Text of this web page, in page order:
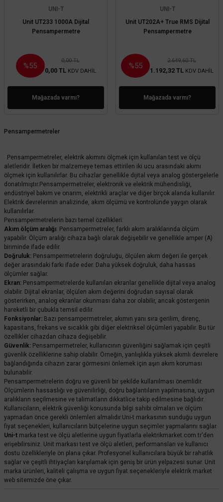
UNI-T
Unit UT233 1000A Dijital
Pensampermetre
%55
0,00 TL
0,00 TL KDV DAHİL
Mağazada varmı?
UNI-T
Unit UT202A+ True RMS Dijital
Pensampermetre
%55
2.649,60 TL
1.192,32 TL KDV DAHİL
Mağazada varmı?
Pensampermetreler
Pensampermetreler, elektrik akımını ölçmek için kullanılan test ve ölçü
aletleridir. İletken bir malzemeye temas ettirilen iki ucu arasındaki akımı
ölçmek için kullanılırlar. Bu cihazlar genellikle dijital veya analog göstergelerle
donatılmıştır.Pensampermetreler, elektronik ve elektrik mühendisliği,
endüstriyel bakım ve onarım, elektrikli araçlar ve diğer birçok alanda kullanılır.
Elektrik devrelerinin analizinde, akım ölçümü ve kontrolünde yaygın olarak
kullanılırlar.
Pensampermetrelerin bazı temel özellikleri:
Akım ölçüm aralığı: Pensampermetreler, farklı akım aralıklarında ölçüm
yapabilir. Ölçüm aralığı cihaza bağlı olarak değişebilir ve genellikle amper (A)
biriminde ifade edilir.
Doğruluk: Pensampermetrelerin doğruluğu, ölçülen akım değeri ile gerçek
değer arasındaki farkı ifade eder. Daha yüksek doğruluk, daha hassas
ölçümler sağlar.
Ekran: Pensampermetrelerde kullanılan ekranlar genellikle dijital veya analog
olabilir. Dijital ekranlar, ölçülen akım değerini doğrudan sayısal olarak
gösterirken, analog ekranlar okunması daha zor olabilir, ancak göstergenin
hareketli bir çubukla temsil edilir.
Fonksiyonlar: Bazı pensampermetreler, akımın yanı sıra gerilim, direnç,
kapasitans, frekans ve sıcaklık gibi diğer elektriksel ölçümleri yapabilir. Bu tür
özellikler cihazdan cihaza değişebilir.
Güvenlik: Pensampermetreler, kullanıcının güvenliğini sağlamak için çeşitli
güvenlik özelliklerine sahip olabilir. Örneğin, yanlışlıkla yüksek akımlı devrelere
bağlandığında cihazın zarar görmesini önlemek için aşırı akım koruması
bulunabilir.
Pensampermetrelerin doğru ve güvenli bir şekilde kullanılması önemlidir.
Ölçümlerin hassaslığı ve güvenilirliği, doğru bağlantıların yapılmasına, uygun
aralıkların seçilmesine ve talimatların dikkatlice takip edilmesine bağlıdır.
Kullanıcıların, elektrik güvenliği konusunda bilgi sahibi olmaları ve ölçüm
yapmadan önce gerekli önlemleri almalıdır.Uni-t markasının sunduğu uygun
fiyat seçenekleri, kullanıcıların bütçelerine uygun seçimler yapmalarını sağlar.
Uni-t marka test ve ölçü aletlerine uygun fiyatlarla elektrikmarket.com.tr'den
erişebilirsiniz. Unit markası test ve ölçü aletleri, performansları ve kullanıcı
dostu özellikleriyle ön plana çıkar. Profesyonel kullanıcılara büyük bir rahatlık
sağlar ve çeşitli ihtiyaçları karşılamak için geniş bir ürün yelpazesi sunar. Unit
marka ürünleri, kaliteli çalışma ve uygun fiyat seçenekleriyle elektrik market
web sitemizde öne çıkar.